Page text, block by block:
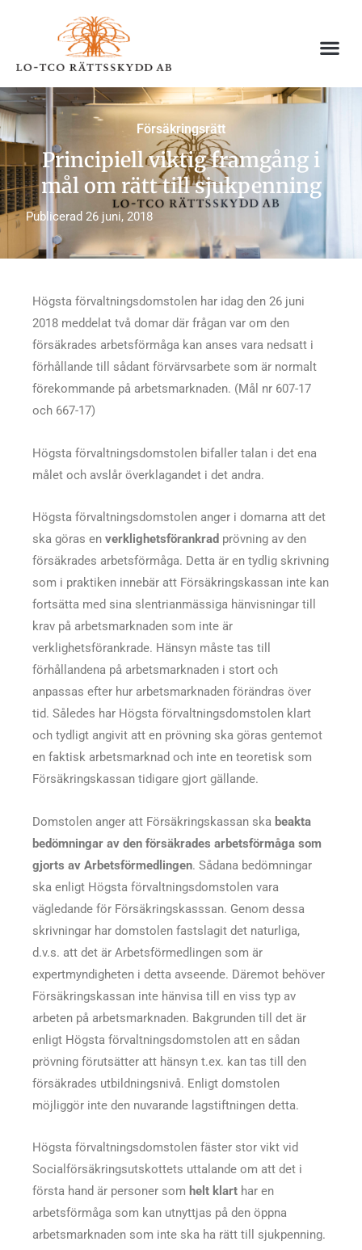
Försäkringsrätt
Principiell viktig framgång i
mål om rätt till sjukpenning
Publicerad 26 juni, 2018
Högsta förvaltningsdomstolen har idag den 26 juni
2018 meddelat två domar där frågan var om den
försäkrades arbetsförmåga kan anses vara nedsatt i
förhållande till sådant förvärvsarbete som är normalt
förekommande på arbetsmarknaden. (Mål nr 607-17
och 667-17)
Högsta förvaltningsdomstolen bifaller talan i det ena
målet och avslår överklagandet i det andra.
Högsta förvaltningsdomstolen anger i domarna att det
ska göras en verklighetsförankrad prövning av den
försäkrades arbetsförmåga. Detta är en tydlig skrivning
som i praktiken innebär att Försäkringskassan inte kan
fortsätta med sina slentrianmässiga hänvisningar till
krav på arbetsmarknaden som inte är
verklighetsförankrade. Hänsyn måste tas till
förhållandena på arbetsmarknaden i stort och
anpassas efter hur arbetsmarknaden förändras över
tid. Således har Högsta förvaltningsdomstolen klart
och tydligt angivit att en prövning ska göras gentemot
en faktisk arbetsmarknad och inte en teoretisk som
Försäkringskassan tidigare gjort gällande.
Domstolen anger att Försäkringskassan ska beakta
bedömningar av den försäkrades arbetsförmåga som
gjorts av Arbetsförmedlingen. Sådana bedömningar
ska enligt Högsta förvaltningsdomstolen vara
vägledande för Försäkringskasssan. Genom dessa
skrivningar har domstolen fastslagit det naturliga,
d.v.s. att det är Arbetsförmedlingen som är
expertmyndigheten i detta avseende. Däremot behöver
Försäkringskassan inte hänvisa till en viss typ av
arbeten på arbetsmarknaden. Bakgrunden till det är
enligt Högsta förvaltningsdomstolen att en sådan
prövning förutsätter att hänsyn t.ex. kan tas till den
försäkrades utbildningsnivå. Enligt domstolen
möjliggör inte den nuvarande lagstiftningen detta.
Högsta förvaltningsdomstolen fäster stor vikt vid
Socialförsäkringsutskottets uttalande om att det i
första hand är personer som helt klart har en
arbetsförmåga som kan utnyttjas på den öppna
arbetsmarknaden som inte ska ha rätt till sjukpenning.